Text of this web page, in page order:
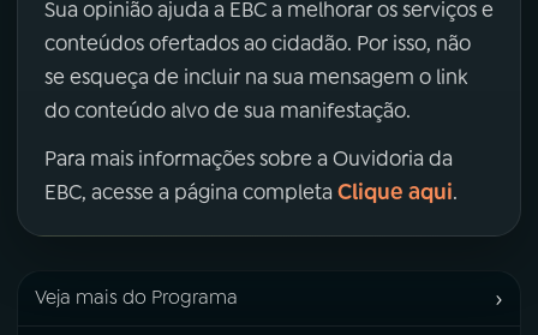
Sua opinião ajuda a EBC a melhorar os serviços e
conteúdos ofertados ao cidadão. Por isso, não
se esqueça de incluir na sua mensagem o link
do conteúdo alvo de sua manifestação.
Para mais informações sobre a Ouvidoria da
EBC, acesse a página completa Clique aqui.
Veja mais do Programa ›